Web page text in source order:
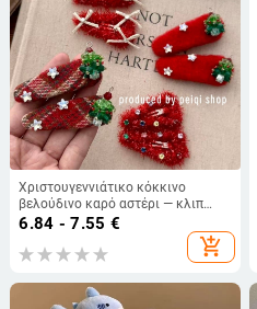
Χριστουγεννιάτικο κόκκινο
βελούδινο καρό αστέρι — κλιπ
μαλλιών για κορίτσια, με μοτίβο
καρδιάς-δέντρου με χάντρες και
σταγόνα νερού
6.84 - 7.55 €
add_shopping_cart